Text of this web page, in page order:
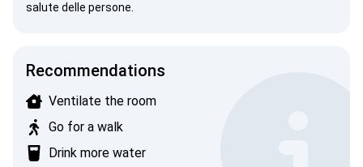
salute delle persone.
Recommendations
Ventilate the room
Go for a walk
Drink more water